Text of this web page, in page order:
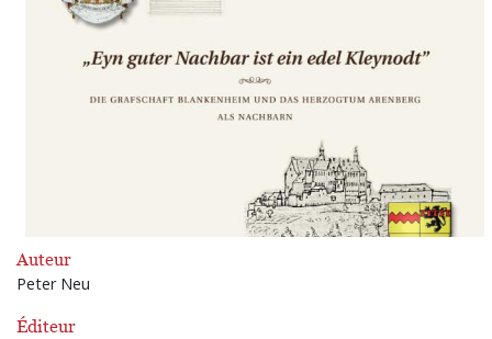
Auteur
Peter Neu
Éditeur